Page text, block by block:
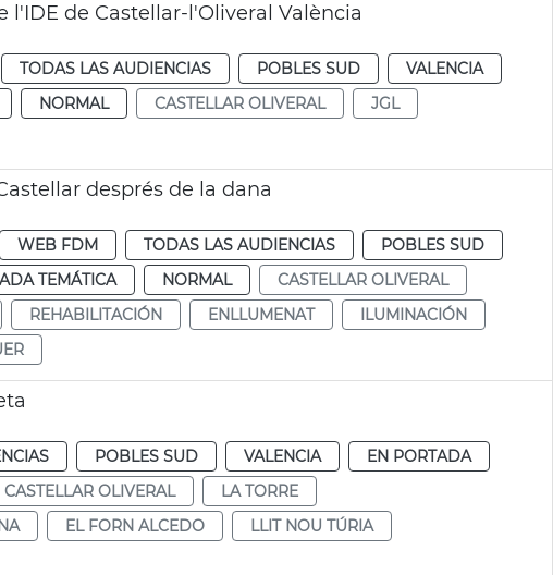
de Castellar-l'Oliveral València
TODAS LAS AUDIENCIAS POBLES SUD
VALENCIA
NORMAL CASTELLAR OLIVERAL
JGL
després de la dana
WEB FDM TODAS LAS AUDIENCIAS
POBLES SUD
TEMÁTICA NORMAL
CASTELLAR OLIVERAL
REHABILITACIÓN ENLLUMENAT
ILUMINACIÓN
POBLES SUD VALENCIA
EN PORTADA
CASTELLAR OLIVERAL
LA TORRE
EL FORN ALCEDO
LLIT NOU TÚRIA